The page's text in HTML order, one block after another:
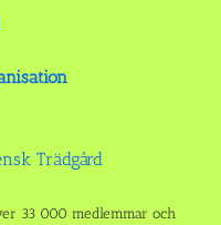
33 000 medlemmar och